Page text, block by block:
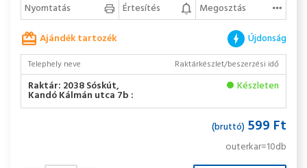
Nyomtatás
Értesítés
Megosztás
Ajándék tartozék
Újdonság
Telephely neve Raktárkészlet/beszerzési idő
Raktár: 2038 Sóskút,
Kandó Kálmán utca 7b :
Készleten
(bruttó) 599 Ft
outerkar=10db